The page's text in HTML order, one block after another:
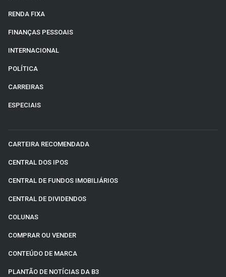
RENDA FIXA
FINANÇAS PESSOAIS
INTERNACIONAL
POLÍTICA
CARREIRAS
ESPECIAIS
CARTEIRA RECOMENDADA
CENTRAL DOS IPOS
CENTRAL DE FUNDOS IMOBILIÁRIOS
CENTRAL DE DIVIDENDOS
COLUNAS
COMPRAR OU VENDER
CONTEÚDO DE MARCA
PLANTÃO DE NOTÍCIAS DA B3